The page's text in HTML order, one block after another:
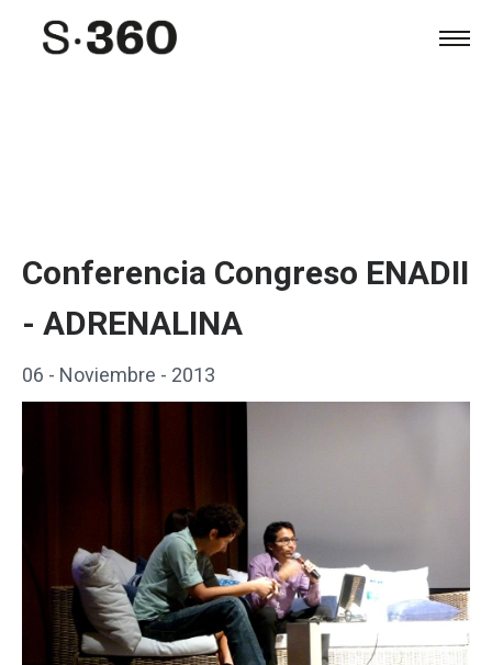
Conferencia Congreso ENADII
- ADRENALINA
06 - Noviembre - 2013